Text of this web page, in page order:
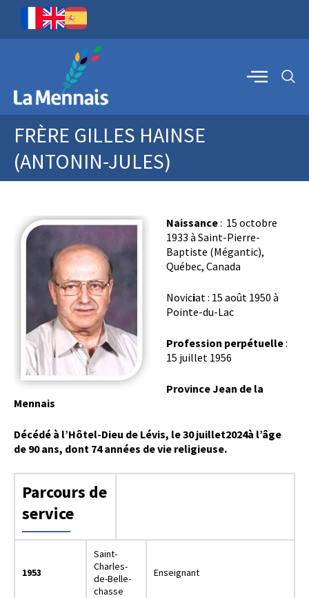
FRÈRE GILLES HAINSE
(ANTONIN-JULES)
Naissance: 15 octobre
1933 à Saint-Pierre-
Baptiste (Mégantic),
Québec, Canada
Noviciat : 15 août 1950 à
Pointe-du-Lac
Profession perpétuelle:
15 juillet 1956
Province Jean de la
Mennais
Décédé à l’Hôtel-Dieu de Lévis, le 30 juillet2024à l’âge
de 90 ans, dont 74 années de vie religieuse.
Parcours de
service
1953
Saint-
Charles-
de-Belle-
chasse
Enseignant